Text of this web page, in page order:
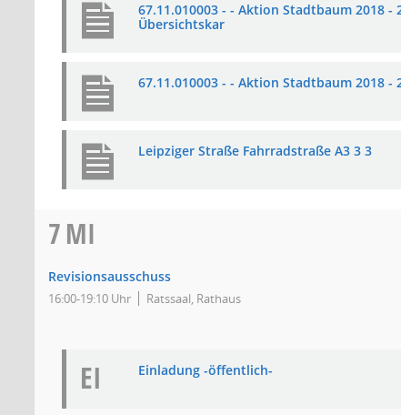
67.11.010003 - - Aktion Stadtbaum 2018
Übersichtskar
67.11.010003 - - Aktion Stadtbaum 2018
Leipziger Straße Fahrradstraße A3 3 3
7MI
Revisionsausschuss
16:00-19:10 Uhr Ratssaal, Rathaus
EI Einladung -öffentlich-